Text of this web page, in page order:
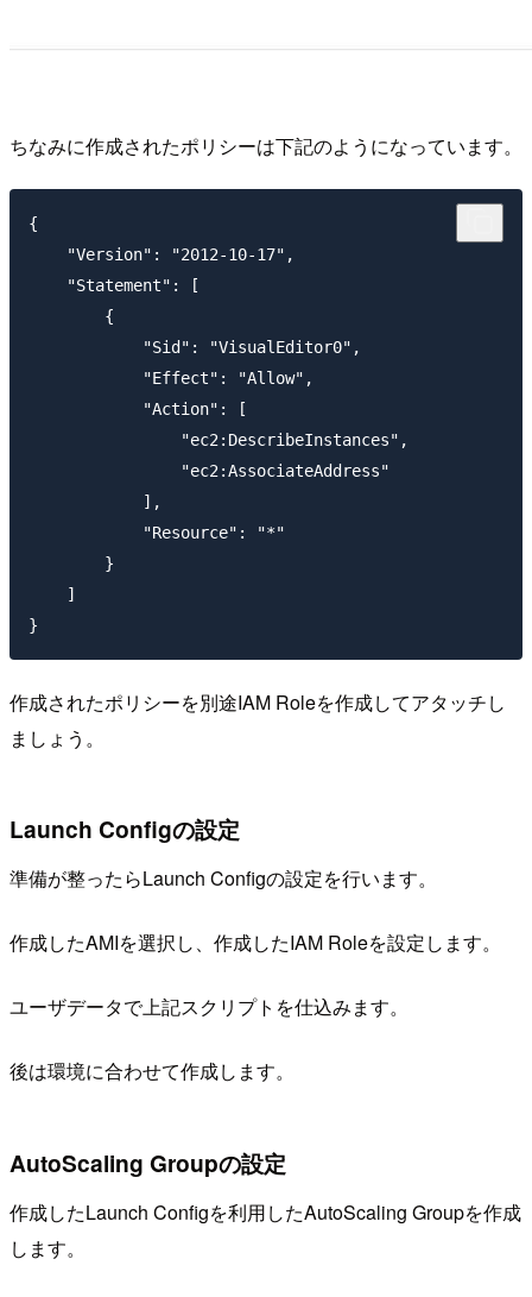
ちなみに作成されたポリシーは下記のようになっています。
{
    "Version": "2012-10-17",
    "Statement": [
        {
            "Sid": "VisualEditor0",
            "Effect": "Allow",
            "Action": [
                "ec2:DescribeInstances",
                "ec2:AssociateAddress"
            ],
            "Resource": "*"
        }
    ]
}
作成されたポリシーを別途IAM Roleを作成してアタッチし
ましょう。
Launch Configの設定
準備が整ったらLaunch Configの設定を行います。
作成したAMIを選択し、作成したIAM Roleを設定します。
ユーザデータで上記スクリプトを仕込みます。
後は環境に合わせて作成します。
AutoScaling Groupの設定
作成したLaunch Configを利用したAutoScaling Groupを作成
します。